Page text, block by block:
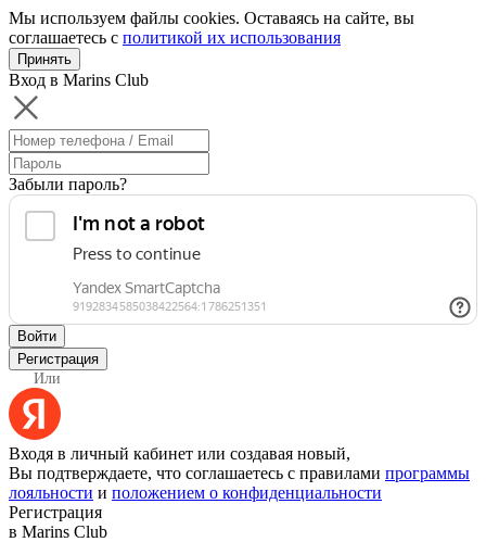
Мы используем файлы cookies. Оставаясь на сайте, вы
соглашаетесь с политикой их использования
Принять
Вход в Marins Club
Забыли пароль?
Войти
Регистрация
Или
Входя в личный кабинет или создавая новый,
Вы подтверждаете, что соглашаетесь с правилами программы
лояльности и положением о конфиденциальности
Регистрация
в Marins Club